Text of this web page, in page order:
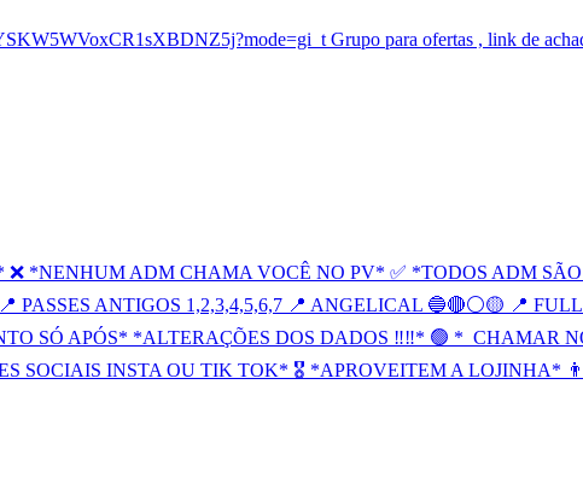
Grupo para ofertas , link de
*NENHUM ADM CHAMA VOCÊ NO PV* ✅ *TODOS ADM
ANTIGOS 1,2,3,4,5,6,7 📍 ANGELICAL 🔵🔴⚪️🟡 📍
SÓ APÓS* *ALTERAÇÕES DOS DADOS ‼️‼️* 🟢 *_CHAMAR
SOCIAIS INSTA OU TIK TOK* 🎖️ *APROVEITEM A LOJINHA*